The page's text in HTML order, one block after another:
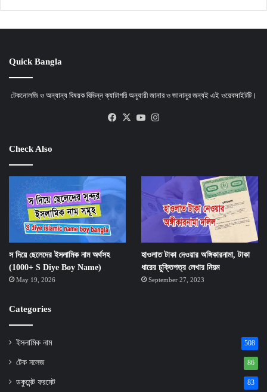
Quick Bangla
টেকনোলজি ও অন্যান্য বিষয়ক বিভিন্ন ক্যাটাগরি অনুযায়ী জানার ও জানানুর জন্যই এই ওয়েবসাইটটি।
Facebook
X YouTube
Check Also
স দিয়ে ছেলেদের ইসলামিক নাম অর্থসহ
(1000+ S Diye Boy Name)
May 19, 2026
হাওলাত টাকা দেওয়ার অঙ্গিকারনামা, টাকা
ধারের চুক্তিপত্র লেখার নিয়ম
September 27, 2023
Categories
ইসলামিক নাম 508
টেক নলেজ 86
ডকুমেন্ট ফরমেট 83